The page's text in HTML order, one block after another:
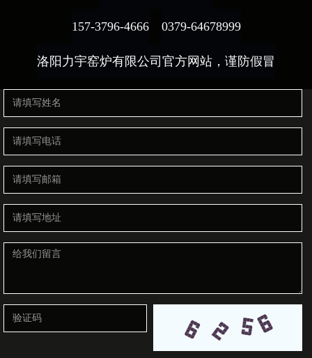
157-3796-4666 0379-64678999
洛阳力宇窑炉有限公司官方网站，谨防假冒